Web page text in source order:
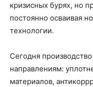
кризисных бурях, но
постоянно осваивая
технологии.
Сегодня
направлениям:
материалов,